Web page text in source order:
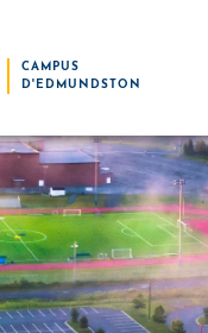
CAMPUS
D'EDMUNDSTON